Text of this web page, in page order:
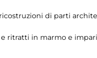
di parti
ritratti in marmo e